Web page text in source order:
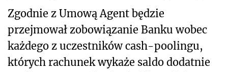
Zgodnie z Umową Agent będzie
przejmował zobowiązanie Banku wobec
każdego z uczestników cash-poolingu,
których rachunek wykaże saldo dodatnie